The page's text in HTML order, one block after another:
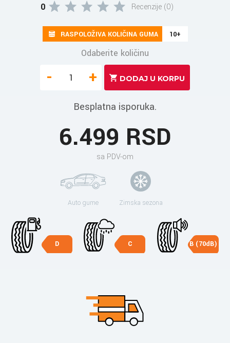
0 Recenzije (0)
RASPOLOŽIVA KOLIČINA GUMA 10+
Odaberite količinu
- +
Besplatna isporuka.
6.499 RSD
sa PDV-om
Auto gume Zimska sezona
D C B (70dB)